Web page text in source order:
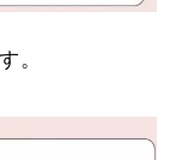
。